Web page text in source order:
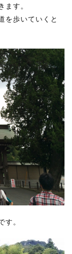
ます。
を歩いていくと
す。